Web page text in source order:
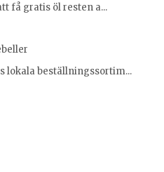
få gratis öl resten a...
lokala beställningssortim...